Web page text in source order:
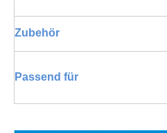
Zubehör
Passend für